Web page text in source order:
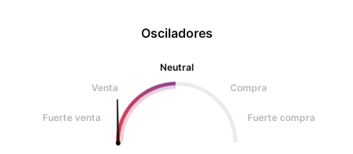
Osciladores
Neutral
Venta
Compra
Fuerte venta Fuerte compra